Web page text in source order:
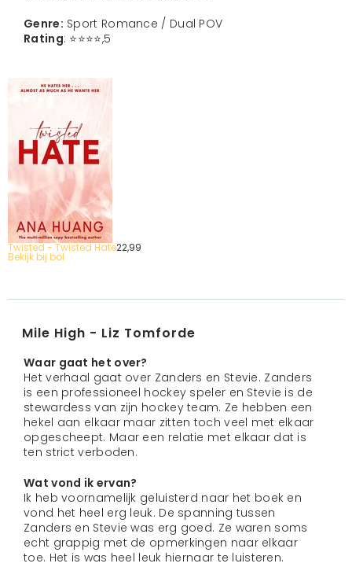
Genre: Sport Romance / Dual POV
Rating: ⭐️⭐️⭐️⭐️,5
Twisted - Twisted Hate22,99
Bekijk bij bol
Mile High - Liz Tomforde
Waar gaat het over?
Het verhaal gaat over Zanders en Stevie. Zanders
is een professioneel hockey speler en Stevie is de
stewardess van zijn hockey team. Ze hebben een
hekel aan elkaar maar zitten toch veel met elkaar
opgescheept. Maar een relatie met elkaar dat is
ten strict verboden.
Wat vond ik ervan?
Ik heb voornamelijk geluisterd naar het boek en
vond het heel erg leuk. De spanning tussen
Zanders en Stevie was erg goed. Ze waren soms
echt grappig met de opmerkingen naar elkaar
toe. Het is was heel leuk hiernaar te luisteren.